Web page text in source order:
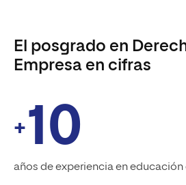
El posgrado en
Empresa en cifras
+10
años de experiencia en educación